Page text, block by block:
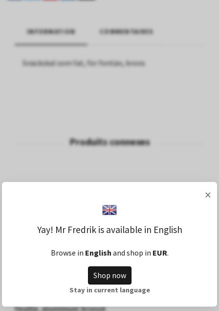
INFORMATION COMMENTAIRES
Snäckskal som fat, för fontän, brons
feuille, aluminium bronzé
×
Yay! Mr Fredrik is available in English
Browse in English and shop in EUR.
Shop now
Stay in current language